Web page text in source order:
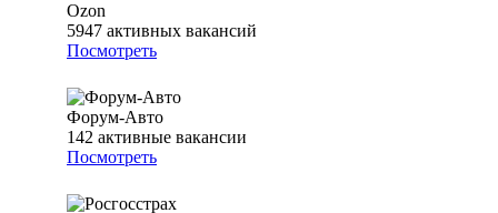
Ozon
5947 активных вакансий
Посмотреть
Форум-Авто
142 активные вакансии
Посмотреть